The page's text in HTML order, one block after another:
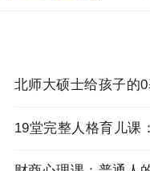
北师大硕士给孩子的